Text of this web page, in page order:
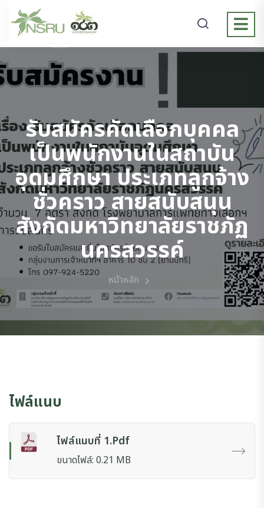
รับสมัครคัดเลือกบุคคล
เป็นพนักงานในสถาบัน
อุดมศึกษา ประเภทลูกจ้าง
ชั่วคราว สายสนับสนุน
สังกัดมหาวิทยาลัยราชภัฏ
นครสวรรค์
หน้าหลัก
ไฟล์แนบ
ไฟล์แนบที่ 1.pdf
ขนาดไฟล์: 0.21 MB